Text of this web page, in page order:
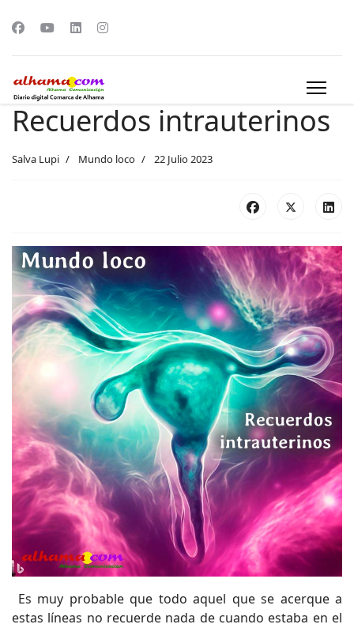
Recuerdos intrauterinos
Salva Lupi Mundo loco 22 Julio 2023
Es muy probable que todo aquel que se acerque a
estas líneas no recuerde nada de cuando estaba en el